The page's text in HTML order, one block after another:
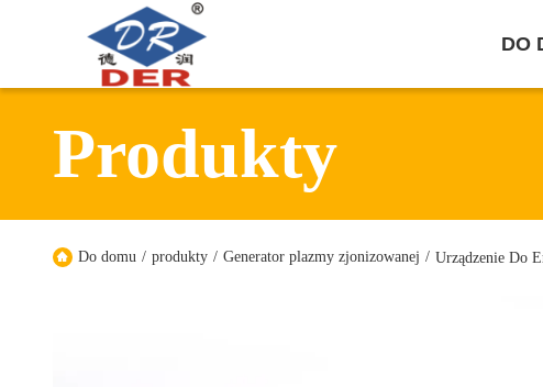
DO
Produkty
Do domu / produkty / Generator plazmy zjonizowanej / Urządzenie Do